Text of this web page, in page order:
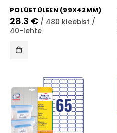
POLÜETÜLEEN (99X42MM)
28.3 € / 480 kleebist /
40-lehte